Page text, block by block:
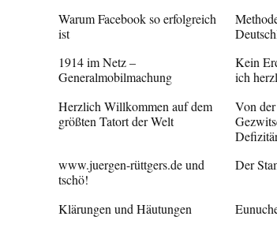
Warum Facebook so erfolgreich
ist
1914 im Netz –
Generalmobilmachung
Kein
ich
Herzlich Willkommen auf dem
größten Tatort der Welt
Von
www.juergen-rüttgers.de und
tschö!
Der
Klärungen und Häutungen